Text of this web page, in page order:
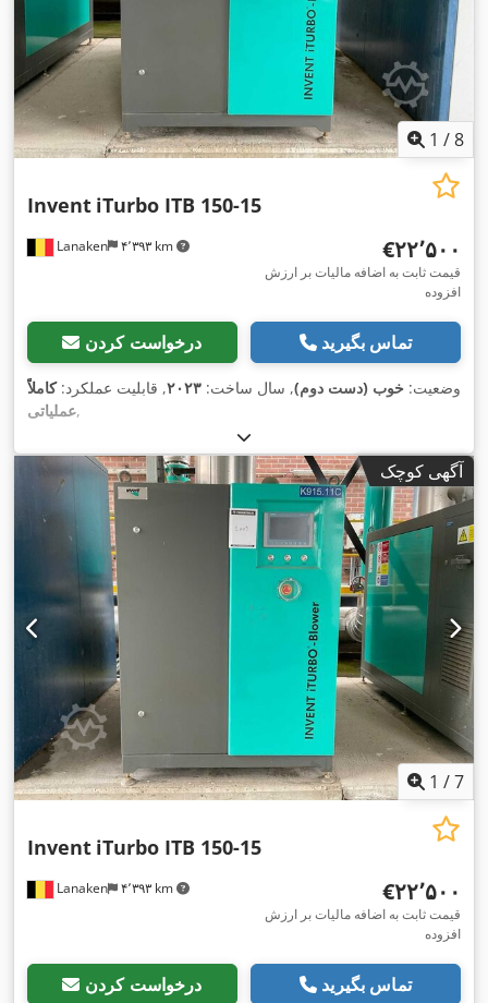
1 /8
Lanaken ۴٬۳۹۳ km
Invent iTurbo ITB 150-15
‎€۲۲٬۵۰۰
قیمت ثابت به اضافه مالیات بر ارزش
افزوده
درخواست کردن تماس بگیرید
وضعیت: خوب (دست دوم), سال ساخت: ۲۰۲۳, قابلیت عملکرد:کاملاً
عملیاتی,
آگهی کوچک
1 /7
Lanaken ۴٬۳۹۳ km
Invent iTurbo ITB 150-15
‎€۲۲٬۵۰۰
قیمت ثابت به اضافه مالیات بر ارزش
افزوده
درخواست کردن تماس بگیرید